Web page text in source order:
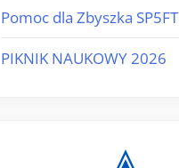
Pomoc dla Zbyszka SP5FT
PIKNIK NAUKOWY 2026